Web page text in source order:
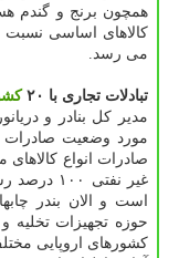
همچون برنج و گندم
می رسد.
تبادلات تجاری با ۲۰
مدیر كل بنادر و
مورد وضعیت صادرات
صادرات انواع
غیر
است و الان بندر
كشورهای اروپایی